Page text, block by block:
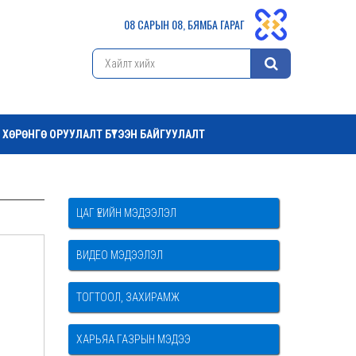
08 САРЫН 08, БЯМБА ГАРАГ
ХӨРӨНГӨ ОРУУЛАЛТ БҮТЭЭН БАЙГУУЛАЛТ
ЦАГ ҮЕИЙН МЭДЭЭЛЭЛ
ВИДЕО МЭДЭЭЛЭЛ
ТОГТООЛ, ЗАХИРАМЖ
ХАРЬЯА ГАЗРЫН МЭДЭЭ